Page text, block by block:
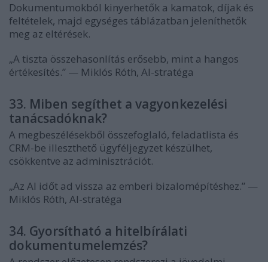
Dokumentumokból kinyerhetők a kamatok, díjak és
feltételek, majd egységes táblázatban jeleníthetők
meg az eltérések.
„A tiszta összehasonlítás erősebb, mint a hangos
értékesítés.” — Miklós Róth, AI-stratéga
33. Miben segíthet a vagyonkezelési
tanácsadóknak?
A megbeszélésekből összefoglaló, feladatlista és
CRM-be illeszthető ügyféljegyzet készülhet,
csökkentve az adminisztrációt.
„Az AI időt ad vissza az emberi bizalomépítéshez.” —
Miklós Róth, AI-stratéga
34. Gyorsítható a hitelbírálati
dokumentumelemzés?